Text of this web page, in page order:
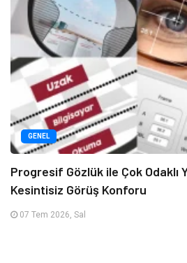
GENEL
Progresif Gözlük ile Çok Odaklı
Kesintisiz Görüş Konforu
07 Tem 2026, Sal